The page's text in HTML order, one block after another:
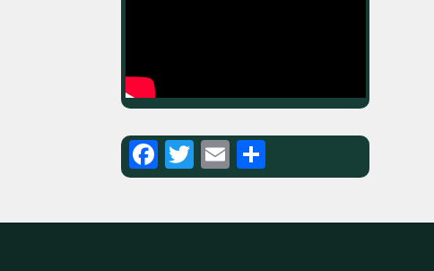
Facebook
TwitterEmailPartajează